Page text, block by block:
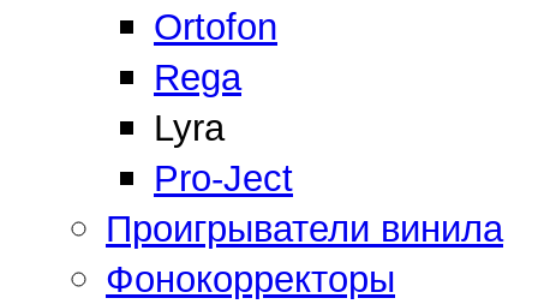
Ortofon
Rega
Lyra
Pro-Ject
Проигрыватели винила
Фонокорректоры